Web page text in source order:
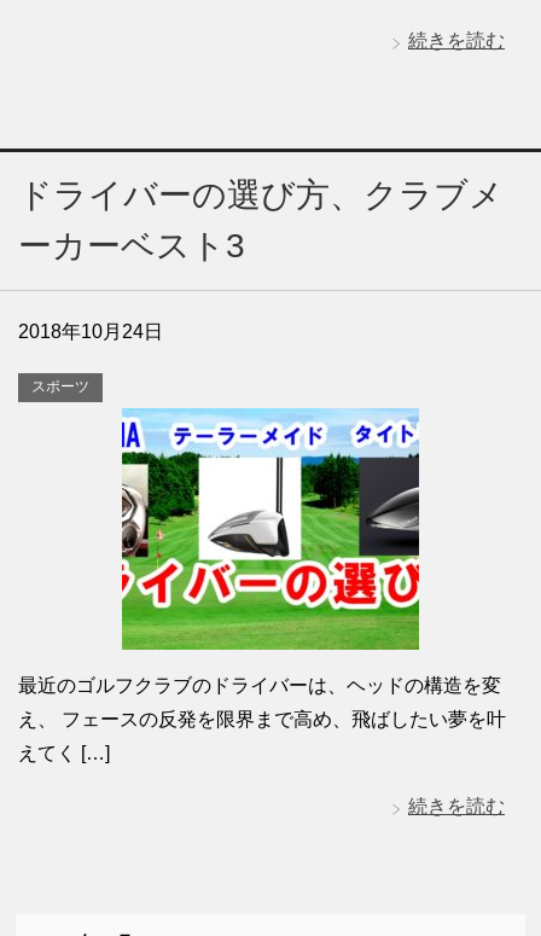
続きを読む
ドライバーの選び方、クラブメ
ーカーベスト3
2018年10月24日
スポーツ
最近のゴルフクラブのドライバーは、ヘッドの構造を変
え、 フェースの反発を限界まで高め、飛ばしたい夢を叶
えてく […]
続きを読む